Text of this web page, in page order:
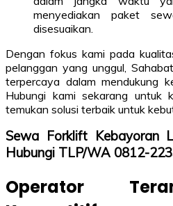
menyediakan paket
disesuaikan.
Dengan fokus kami pada
pelanggan yang unggul,
terpercaya dalam mendukung
Hubungi kami sekarang untuk
temukan solusi terbaik untuk
Sewa Forklift Kebayoran
Hubungi TLP/WA 0812-
Operator